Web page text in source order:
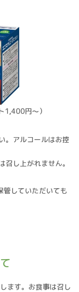
1,400円～）
。アルコールはお控
し上がれません。
管していただいても
ます。お食事は召し